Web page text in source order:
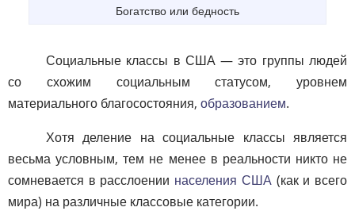
Богатство или бедность
Социальные классы в США — это группы людей
со схожим социальным статусом, уровнем
материального благосостояния, образованием.
Хотя деление на социальные классы является
весьма условным, тем не менее в реальности никто не
сомневается в расслоении населения США(как и всего
мира) на различные классовые категории.